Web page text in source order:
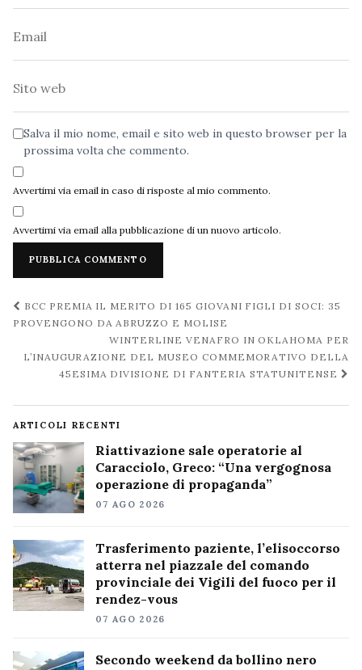
Salva il mio nome, email e sito web in questo browser per la
prossima volta che commento.
Avvertimi via email in caso di risposte al mio commento.
Avvertimi via email alla pubblicazione di un nuovo articolo.
Navigazione
post
BCC PREMIA IL MERITO DI 165 GIOVANI FIGLI DI SOCI: 35
PROVENGONO DA ABRUZZO E MOLISE
WINTERLINE VENAFRO IN OKLAHOMA PER
L’INAUGURAZIONE DEL MUSEO COMMEMORATIVO DELLA
45ESIMA DIVISIONE DI FANTERIA STATUNITENSE
ARTICOLI RECENTI
Riattivazione sale operatorie al
Caracciolo, Greco: “Una vergognosa
operazione di propaganda”
07 AGO 2026
Trasferimento paziente, l’elisoccorso
atterra nel piazzale del comando
provinciale dei Vigili del fuoco per il
rendez-vous
07 AGO 2026
Secondo weekend da bollino nero